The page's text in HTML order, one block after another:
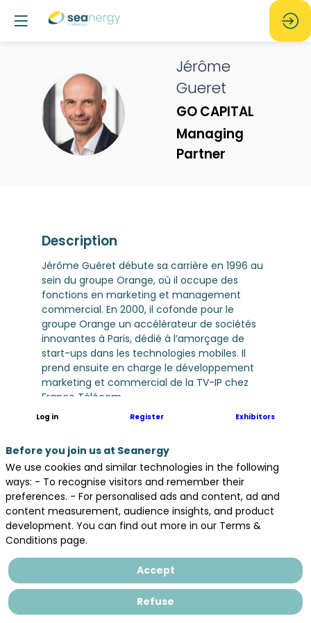
JG
Jérôme
Gueret
GO CAPITAL
Managing
Partner
Description
Jérôme Guéret débute sa carrière en 1996 au
sein du groupe Orange, où il occupe des
fonctions en marketing et management
commercial. En 2000, il cofonde pour le
groupe Orange un accélérateur de sociétés
innovantes à Paris, dédié à l’amorçage de
start-ups dans les technologies mobiles. Il
prend ensuite en charge le développement
marketing et commercial de la TV-IP chez
France Télécom.
d’une entreprise innovante dans le secteur de
l’énergie, qu’il cède en 2008 à EDF Énergies
Nouvelles, tout en en conservant la direction
jusqu’en 2011.
Depuis 20 ans, il fait de l’impact –
environnemental, social et territorial – sa
véritable boussole. Cet engagement se reflète
pleinement dans ses fonctions chez GO
CAPITAL, qu’il rejoint en 2012 comme Directeur
Général. Il y joue un rôle clé dans la stratégie
d’investissement, en accompagnant des
Log in Register Exhibitors
Before you join us at Seanergy
We use cookies and similar technologies in the following
ways: - To recognise visitors and remember their
preferences. - For personalised ads and content, ad and
content measurement, audience insights, and product
development. You can find out more in our Terms &
Conditions page.
Accept
Refuse